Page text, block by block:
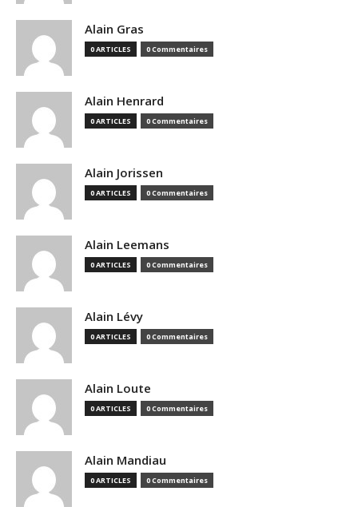
Alain Gras
0 ARTICLES 0 Commentaires
Alain Henrard
0 ARTICLES 0 Commentaires
Alain Jorissen
0 ARTICLES 0 Commentaires
Alain Leemans
0 ARTICLES 0 Commentaires
Alain Lévy
0 ARTICLES 0 Commentaires
Alain Loute
0 ARTICLES 0 Commentaires
Alain Mandiau
0 ARTICLES 0 Commentaires